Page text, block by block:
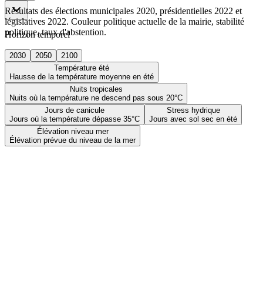
Horizon temporel
2030 2050
2100
Température été
Hausse de la température moyenne en été
Nuits tropicales
Nuits où la température ne descend pas sous 20°C
Jours de canicule
Jours où la température dépasse 35°C
Stress hydrique
Jours avec sol sec en été
Élévation niveau mer
Élévation prévue du niveau de la mer
Résultats des élections municipales 2020, présidentielles 2022 et
législatives 2022. Couleur politique actuelle de la mairie, stabilité
politique, taux d'abstention.